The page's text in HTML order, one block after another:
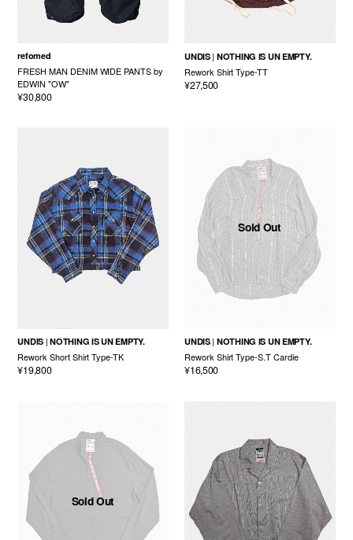
refomed
FRESH MAN DENIM WIDE PANTS by
EDWIN "OW"
¥30,800
UNDIS NOTHING IS UN EMPTY.
Rework Shirt Type-TT
¥27,500
UNDIS NOTHING IS UN EMPTY.
Rework Short Shirt Type-TK
¥19,800
Sold Out
UNDIS NOTHING IS UN EMPTY.
Rework Shirt Type-S.T Cardie
¥16,500
Sold Out